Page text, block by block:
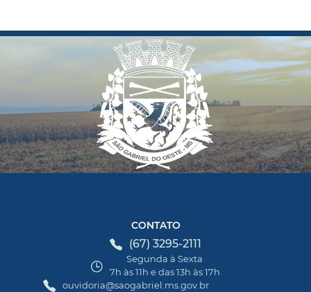
CONTATO
(67) 3295-2111
Segunda à Sexta
7h às 11h e das 13h às 17h
ouvidoria@saogabriel.ms.gov.br